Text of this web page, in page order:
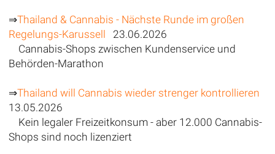
⇒Thailand & Cannabis - Nächste Runde im großen
Regelungs-Karussell 23.06.2026
Cannabis-Shops zwischen Kundenservice und
Behörden-Marathon
⇒Thailand will Cannabis wieder strenger kontrollieren
13.05.2026
Kein legaler Freizeitkonsum - aber 12.000 Cannabis-
Shops sind noch lizenziert